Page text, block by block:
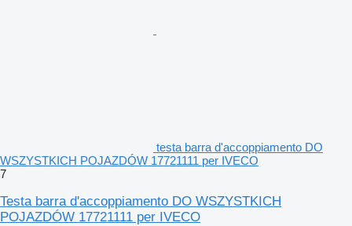
testa barra d'accoppiamento DO
WSZYSTKICH POJAZDÓW 17721111 per IVECO
7
Testa barra d'accoppiamento DO WSZYSTKICH
POJAZDÓW 17721111 per IVECO